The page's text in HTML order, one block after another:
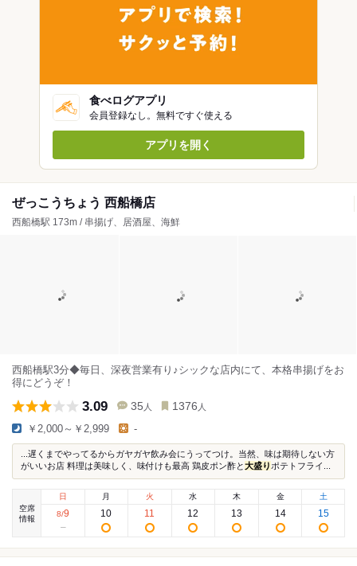
食べログアプリ
会員登録なし。無料ですぐ使える
アプリを開く
ぜっこうちょう 西船橋店
西船橋駅 173m / 串揚げ、居酒屋、海鮮
西船橋駅3分◆毎日、深夜営業有り♪シックな店内にて、本格串揚げをお
得にどうぞ！
3.09 35 人 1376 人
￥2,000～￥2,999 -
...遅くまでやってるからガヤガヤ飲み会にうってつけ。当然、味は期待しない方
がいいお店 料理は美味しく、味付けも最高 鶏皮ポン酢と大盛り ポテトフライ...
空席
情報
日
8/9
月
10
火
11
水
12
木
13
金
14
土
15